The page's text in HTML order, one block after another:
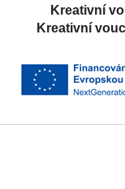
Kreativní
Kreativní